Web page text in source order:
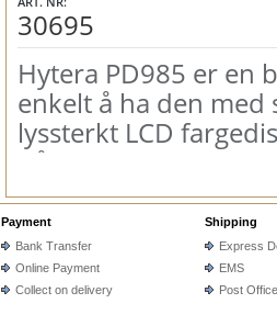
30695
Hytera PD985 er en
enkelt å ha den med
lyssterkt LCD
hånden. Den er
sikrer drift i tøffe
* Bluetooth 4.0
Payment
Bank Transfer
Online Payment
Collect on delivery
Shipping
Express
EMS
Post Office